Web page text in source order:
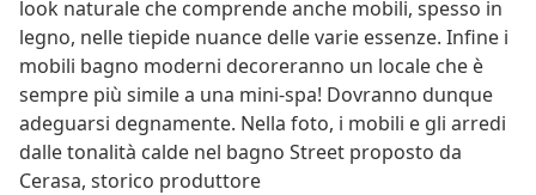
look naturale che comprende anche mobili, spesso in
legno, nelle tiepide nuance delle varie essenze. Infine i
mobili bagno moderni decoreranno un locale che è
sempre più simile a una mini-spa! Dovranno dunque
adeguarsi degnamente. Nella foto, i mobili e gli arredi
dalle tonalità calde nel bagno Street proposto da
Cerasa, storico produttore